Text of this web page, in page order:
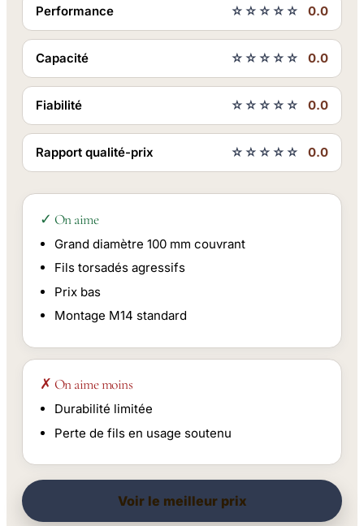
Performance ☆☆☆☆☆ 0.0
Capacité ☆☆☆☆☆ 0.0
Fiabilité ☆☆☆☆☆ 0.0
Rapport qualité-prix ☆☆☆☆☆ 0.0
✓ On aime
Grand diamètre 100 mm couvrant
Fils torsadés agressifs
Prix bas
Montage M14 standard
✗ On aime moins
Durabilité limitée
Perte de fils en usage soutenu
Voir le meilleur prix